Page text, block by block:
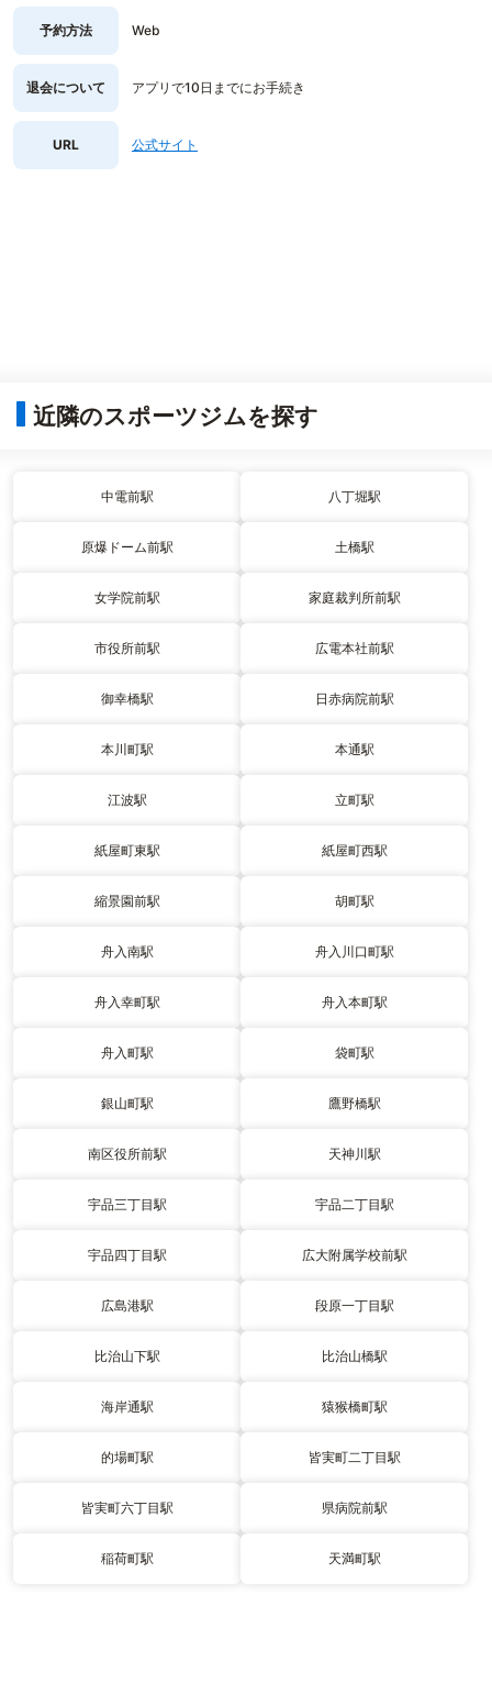
予約方法 Web
退会について アプリで10日までにお手続き
URL 公式サイト
近隣のスポーツジムを探す
中電前駅 八丁堀駅
原爆ドーム前駅 土橋駅
女学院前駅 家庭裁判所前駅
市役所前駅 広電本社前駅
御幸橋駅 日赤病院前駅
本川町駅 本通駅
江波駅 立町駅
紙屋町東駅 紙屋町西駅
縮景園前駅 胡町駅
舟入南駅 舟入川口町駅
舟入幸町駅 舟入本町駅
舟入町駅 袋町駅
銀山町駅 鷹野橋駅
南区役所前駅 天神川駅
宇品三丁目駅 宇品二丁目駅
宇品四丁目駅 広大附属学校前駅
広島港駅 段原一丁目駅
比治山下駅 比治山橋駅
海岸通駅 猿猴橋町駅
的場町駅 皆実町二丁目駅
皆実町六丁目駅 県病院前駅
稲荷町駅 天満町駅